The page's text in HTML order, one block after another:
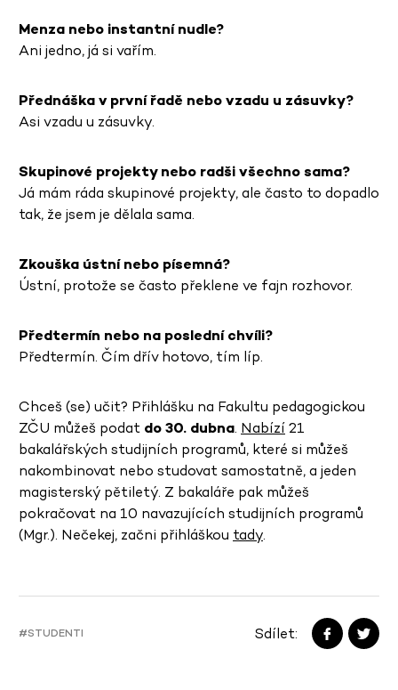
Menza nebo instantní nudle?
Ani jedno, já si vařím.
Přednáška v první řadě nebo vzadu u zásuvky?
Asi vzadu u zásuvky.
Skupinové projekty nebo radši všechno sama?
Já mám ráda skupinové projekty, ale často to dopadlo
tak, že jsem je dělala sama.
Zkouška ústní nebo písemná?
Ústní, protože se často překlene ve fajn rozhovor.
Předtermín nebo na poslední chvíli?
Předtermín. Čím dřív hotovo, tím líp.
Chceš (se) učit? Přihlášku na Fakultu pedagogickou
ZČU můžeš podat do 30. dubna. Nabízí21
bakalářských studijních programů, které si můžeš
nakombinovat nebo studovat samostatně, a jeden
magisterský pětiletý. Z bakaláře pak můžeš
pokračovat na 10 navazujících studijních programů
(Mgr.). Nečekej, začni přihláškou tady.
#STUDENTI Sdílet: